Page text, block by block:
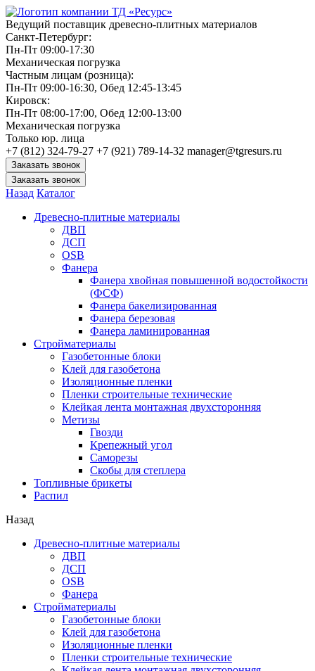
Ведущий поставщик древесно-плитных материалов
Санкт-Петербург:
Пн-Пт 09:00-17:30
Механическая погрузка
Частным лицам (розница):
Пн-Пт 09:00-16:30, Обед 12:45-13:45
Кировск:
Пн-Пт 08:00-17:00, Обед 12:00-13:00
Механическая погрузка
Только юр. лица
+7 (812) 324-79-27 +7 (921) 789-14-32 manager@tgresurs.ru
Заказать звонок
Заказать звонок
Назад Каталог
Древесно-плитные материалы
ДВП
ДСП
OSB
Фанера
Фанера хвойная повышенной водостойкости
(ФСФ)
Фанера бакелизированная
Фанера березовая
Фанера ламинированная
Стройматериалы
Газобетонные блоки
Клей для газобетона
Изоляционные пленки
Пленки строительные технические
Клейкая лента монтажная двухсторонняя
Метизы
Гвозди
Крепежный угол
Саморезы
Скобы для степлера
Топливные брикеты
Распил
Назад
Древесно-плитные материалы
ДВП
ДСП
OSB
Фанера
Стройматериалы
Газобетонные блоки
Клей для газобетона
Изоляционные пленки
Пленки строительные технические